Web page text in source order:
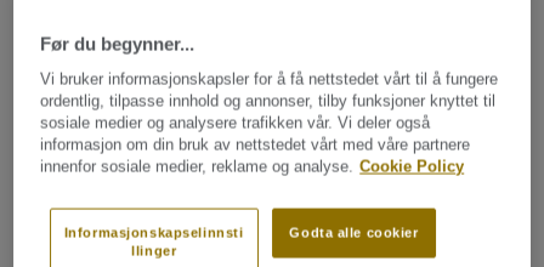
Navn*
Etternavn*
Før du begynner...
Vi bruker informasjonskapsler for å få nettstedet vårt til å fungere
ordentlig, tilpasse innhold og annonser, tilby funksjoner knyttet til
sosiale medier og analysere trafikken vår. Vi deler også
informasjon om din bruk av nettstedet vårt med våre partnere
innenfor sosiale medier, reklame og analyse. Cookie Policy
Godta alle cookier
Informasjonskapselinnsti
llinger